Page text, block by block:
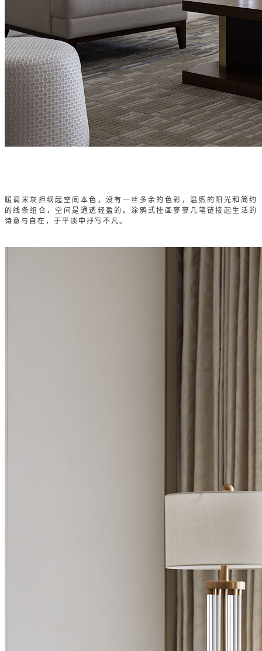
暖调米灰担纲起空间本色，没有一丝多余的色彩，温煦的阳光和简约
的线条组合，空间是通透轻盈的。涂鸦式挂画寥寥几笔链接起生活的
诗意与自在，于平淡中抒写不凡。